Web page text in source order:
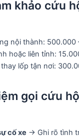
khảo cứu
nội thành: 500.000
hoặc liên tỉnh:
lốp tận nơi:
gọi cứu
cố xe → Ghi rõ tình